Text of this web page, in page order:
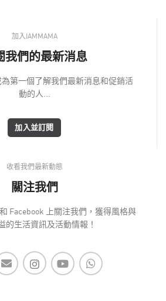
加入IAMMAMA
我們的最新消息
第一個了解我們最新消息和促銷活
動的人...
加入並訂閱
收看我們最新動態
關注我們
Facebook 上關注我們，獲得風格與
的生活資訊及活動情報！